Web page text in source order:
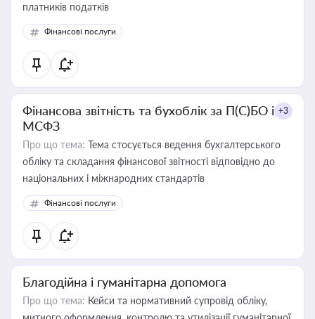
платників податків
Фінансові послуги
Фінансова звітність та бухоблік за П(С)БО і
МСФЗ
+3
Про що тема: Тема стосується ведення бухгалтерського
обліку та складання фінансової звітності відповідно до
національних і міжнародних стандартів
Фінансові послуги
Благодійна і гуманітарна допомога
Про що тема: Кейси та нормативний супровід обліку,